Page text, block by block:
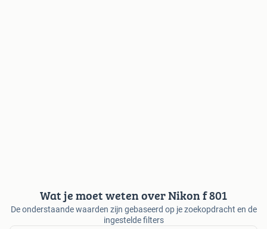
Wat je moet weten over Nikon f 801
De onderstaande waarden zijn gebaseerd op je zoekopdracht en de
ingestelde filters